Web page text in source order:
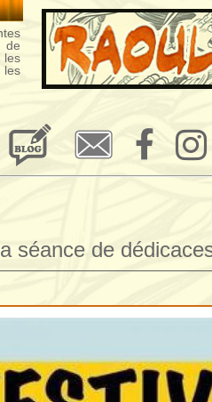
de
séance de